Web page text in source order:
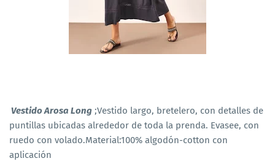
Vestido Arosa Long ;Vestido largo, bretelero, con detalles de
puntillas ubicadas alrededor de toda la prenda. Evasee, con
ruedo con volado.Material:100% algodón-cotton con
aplicación